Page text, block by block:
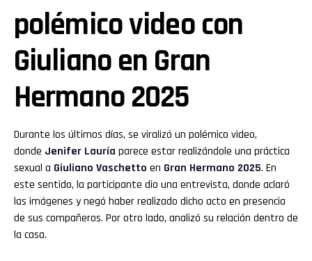
polémico video con
Giuliano en Gran
Hermano 2025
Durante los últimos días, se viralizó un polémico video,
donde Jenifer Lauría parece estar realizándole una práctica
sexual a Giuliano Vaschetto en Gran Hermano 2025. En
este sentido, la participante dio una entrevista, donde aclaró
las imágenes y negó haber realizado dicho acto en presencia
de sus compañeros. Por otro lado, analizó su relación dentro de
la casa.